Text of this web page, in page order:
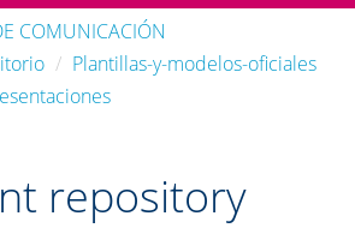
COMUNICACIÓN
Plantillas-y-modelos-oficiales
repository